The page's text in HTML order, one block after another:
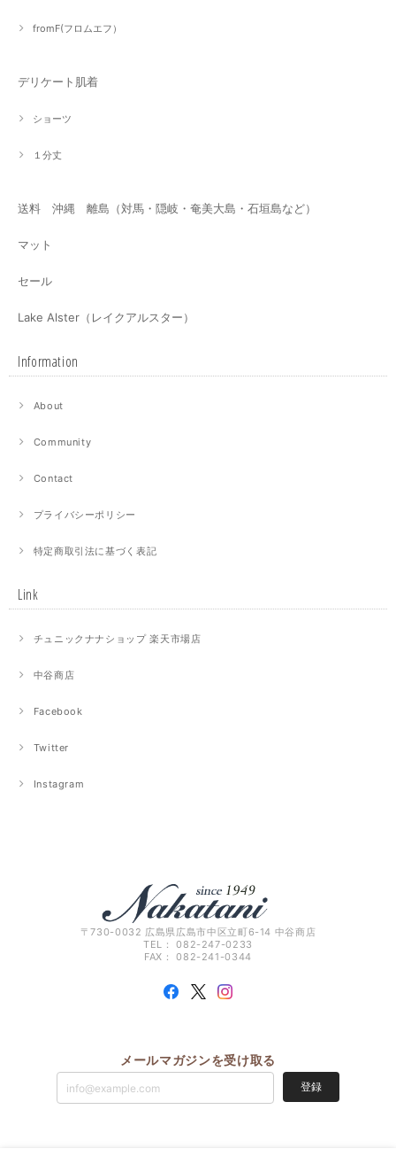
fromF(フロムエフ）
デリケート肌着
ショーツ
１分丈
送料 沖縄 離島（対馬・隠岐・奄美大島・石垣島など）
マット
セール
Lake Alster（レイクアルスター）
Information
About
Community
Contact
プライバシーポリシー
特定商取引法に基づく表記
Link
チュニックナナショップ 楽天市場店
中谷商店
Facebook
Twitter
Instagram
〒730-0032 広島県広島市中区立町6-14 中谷商店
TEL： 082-247-0233
FAX： 082-241-0344
メールマガジンを受け取る
登録